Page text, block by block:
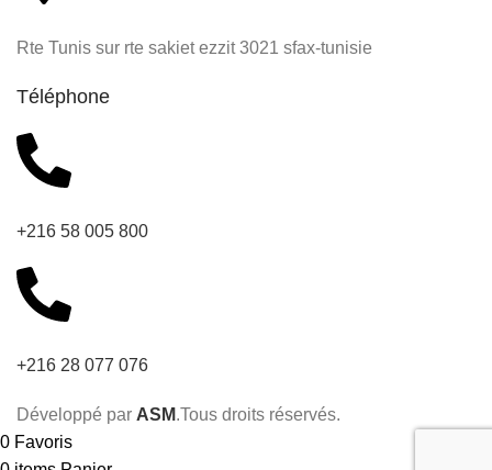
Rte Tunis sur rte sakiet ezzit 3021 sfax-tunisie
Téléphone
+216 58 005 800
+216 28 077 076
Développé par ASM.Tous droits réservés.
0 Favoris